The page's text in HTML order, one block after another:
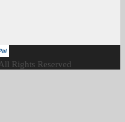
Rights Reserved